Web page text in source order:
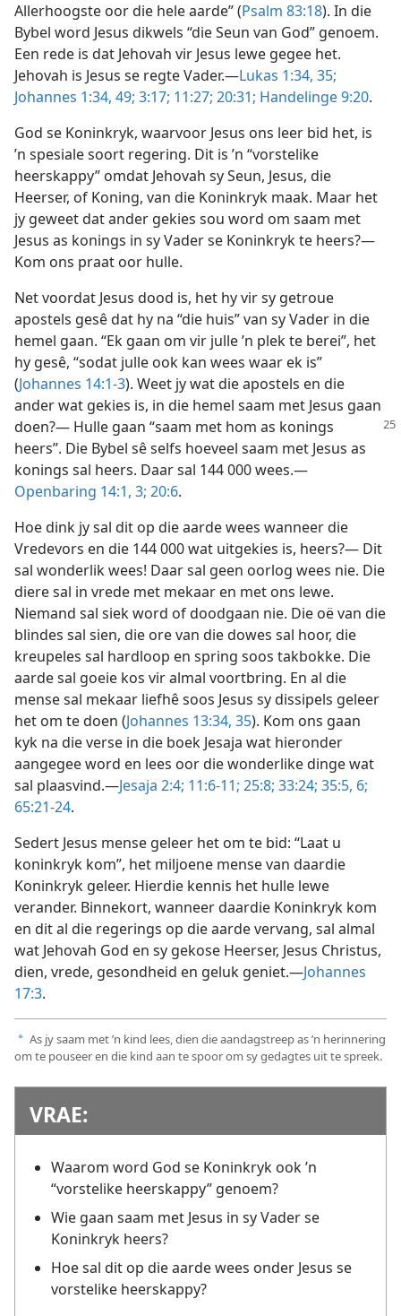
Allerhoogste oor die hele aarde” (Psalm 83:18). In die
Bybel word Jesus dikwels “die Seun van God” genoem.
Een rede is dat Jehovah vir Jesus lewe gegee het.
Jehovah is Jesus se regte Vader.—Lukas 1:34, 35;
Johannes 1:34, 49; 3:17; 11:27; 20:31; Handelinge 9:20.
God se Koninkryk, waarvoor Jesus ons leer bid het, is
’n spesiale soort regering. Dit is ’n “vorstelike
heerskappy” omdat Jehovah sy Seun, Jesus, die
Heerser, of Koning, van die Koninkryk maak. Maar het
jy geweet dat ander gekies sou word om saam met
Jesus as konings in sy Vader se Koninkryk te heers?—
Kom ons praat oor hulle.
Net voordat Jesus dood is, het hy vir sy getroue
apostels gesê dat hy na “die huis” van sy Vader in die
hemel gaan. “Ek gaan om vir julle ’n plek te berei”, het
hy gesê, “sodat julle ook kan wees waar ek is”
(Johannes 14:1-3). Weet jy wat die apostels en die
ander wat gekies is, in die hemel saam met Jesus gaan
doen?— Hulle gaan “saam met hom as konings
heers”. Die Bybel sê selfs hoeveel saam met Jesus as
konings sal heers. Daar sal 144 000 wees.—
Openbaring 14:1, 3; 20:6.
Hoe dink jy sal dit op die aarde wees wanneer die
Vredevors en die 144 000 wat uitgekies is, heers?— Dit
sal wonderlik wees! Daar sal geen oorlog wees nie. Die
diere sal in vrede met mekaar en met ons lewe.
Niemand sal siek word of doodgaan nie. Die oë van die
blindes sal sien, die ore van die dowes sal hoor, die
kreupeles sal hardloop en spring soos takbokke. Die
aarde sal goeie kos vir almal voortbring. En al die
mense sal mekaar liefhê soos Jesus sy dissipels geleer
het om te doen (Johannes 13:34, 35). Kom ons gaan
kyk na die verse in die boek Jesaja wat hieronder
aangegee word en lees oor die wonderlike dinge wat
sal plaasvind.—Jesaja 2:4; 11:6-11; 25:8; 33:24; 35:5, 6;
65:21-24.
Sedert Jesus mense geleer het om te bid: “Laat u
koninkryk kom”, het miljoene mense van daardie
Koninkryk geleer. Hierdie kennis het hulle lewe
verander. Binnekort, wanneer daardie Koninkryk kom
en dit al die regerings op die aarde vervang, sal almal
wat Jehovah God en sy gekose Heerser, Jesus Christus,
dien, vrede, gesondheid en geluk geniet.—Johannes
17:3.
a As jy saam met ’n kind lees, dien die aandagstreep as ’n herinnering
om te pouseer en die kind aan te spoor om sy gedagtes uit te spreek.
VRAE:
Waarom word God se Koninkryk ook ’n
“vorstelike heerskappy” genoem?
Wie gaan saam met Jesus in sy Vader se
Koninkryk heers?
Hoe sal dit op die aarde wees onder Jesus se
vorstelike heerskappy?